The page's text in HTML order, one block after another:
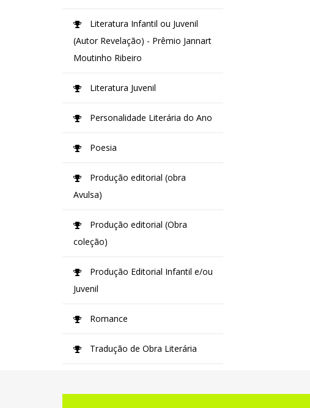
Literatura Infantil ou Juvenil
(Autor Revelação) - Prêmio Jannart
Moutinho Ribeiro
Literatura Juvenil
Personalidade Literária do Ano
Poesia
Produção editorial (obra
Avulsa)
Produção editorial (Obra
coleção)
Produção Editorial Infantil e/ou
Juvenil
Romance
Tradução de Obra Literária